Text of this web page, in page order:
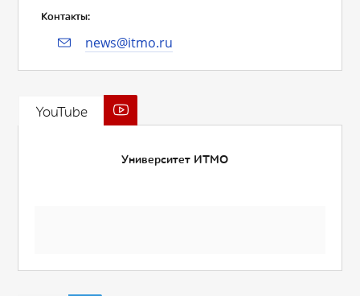
Контакты:
news@itmo.ru
YouTube
Университет ИТМО